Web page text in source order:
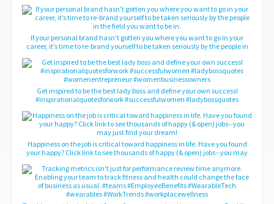
If your personal brand hasn’t gotten you where you want to go in your
career, it’s time to re-brand yourself to be taken seriously by the people in
‪Get inspired to be the best lady boss and define your own success!
#inspirationalquotesforwork #successfulwomen #ladybossquotes
Happiness on the job is critical toward happiness in life. Have you found
your happy? Click link to see thousands of happy (& open) jobs--you may